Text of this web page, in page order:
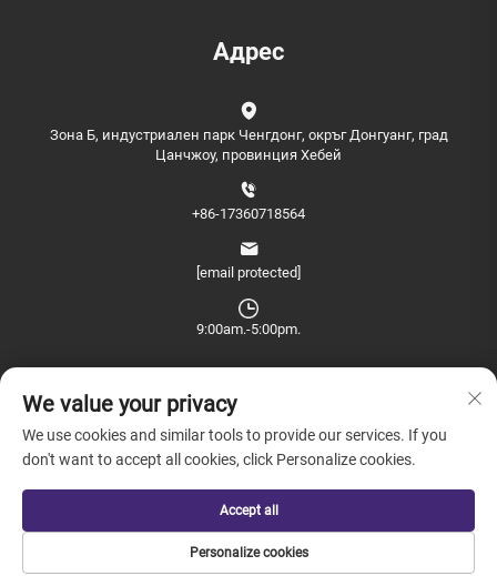
Адрес
Зона Б, индустриален парк Ченгдонг, окръг Донгуанг, град
Цанчжоу, провинция Хебей
+86-17360718564
[email protected]
9:00am.-5:00pm.
International Trade Co., Ltd. Пекин - Политика за поверителност
We value your privacy
We use cookies and similar tools to provide our services. If you
don't want to accept all cookies, click Personalize cookies.
Personalize cookies
Accept all